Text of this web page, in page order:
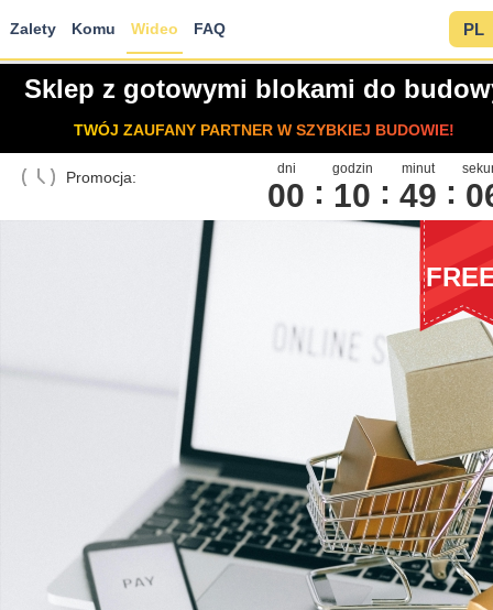
Zalety Komu Wideo FAQ PL
Sklep z gotowymi blokami do
TWÓJ ZAUFANY PARTNER W SZYBKIEJ BUDOWIE!
Promocja: dni
00
godzin
10
minut
49 0